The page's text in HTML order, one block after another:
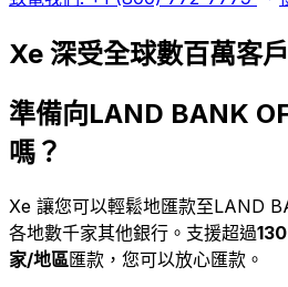
Xe 深受全球數百萬客
準備向LAND BANK
嗎？
Xe 讓您可以輕鬆地匯款至LAND
各地數千家其他銀行。支援超過
家/地區匯款，您可以放心匯款。